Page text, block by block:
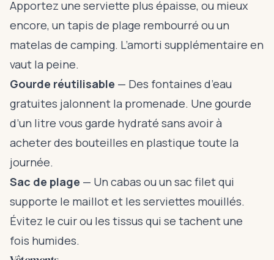
Apportez une serviette plus épaisse, ou mieux
encore, un tapis de plage rembourré ou un
matelas de camping. L’amorti supplémentaire en
vaut la peine.
Gourde réutilisable — Des fontaines d’eau
gratuites jalonnent la promenade. Une gourde
d’un litre vous garde hydraté sans avoir à
acheter des bouteilles en plastique toute la
journée.
Sac de plage — Un cabas ou un sac filet qui
supporte le maillot et les serviettes mouillés.
Évitez le cuir ou les tissus qui se tachent une
fois humides.